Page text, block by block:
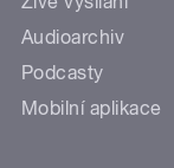
Audioarchiv
Podcasty
Mobilní aplikace